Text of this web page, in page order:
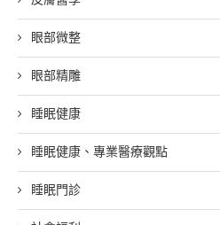
眼部微整
眼部精雕
睡眠健康
睡眠健康、專業醫療觀點
睡眠門診